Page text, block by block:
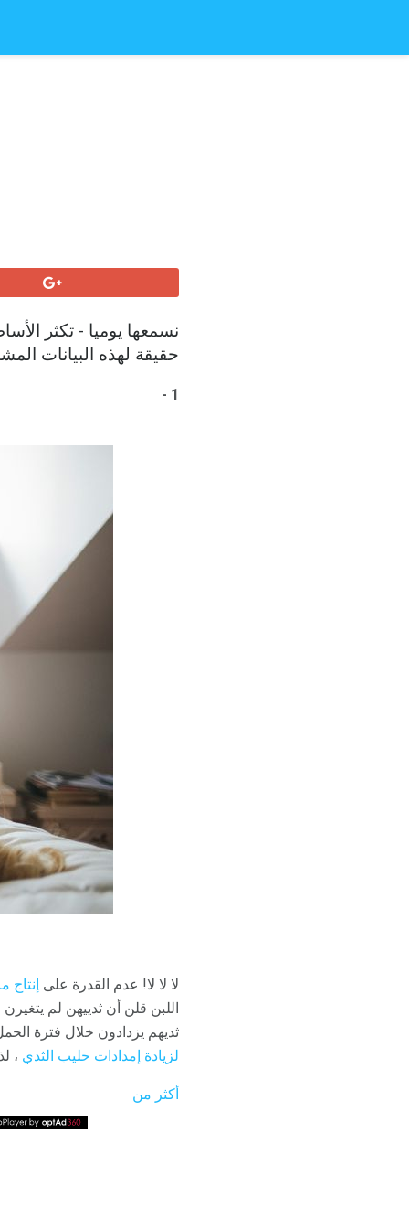
نسمعها يوميا - تكثر
حقيقة لهذه البيانات
1 -
لا لا لا! عدم القدرة على
اللبن قلن أن ثدييهن لم
ثديهم يزدادون خلال فترة
لزيادة إمدادات حليب الثدي ،
أكثر من